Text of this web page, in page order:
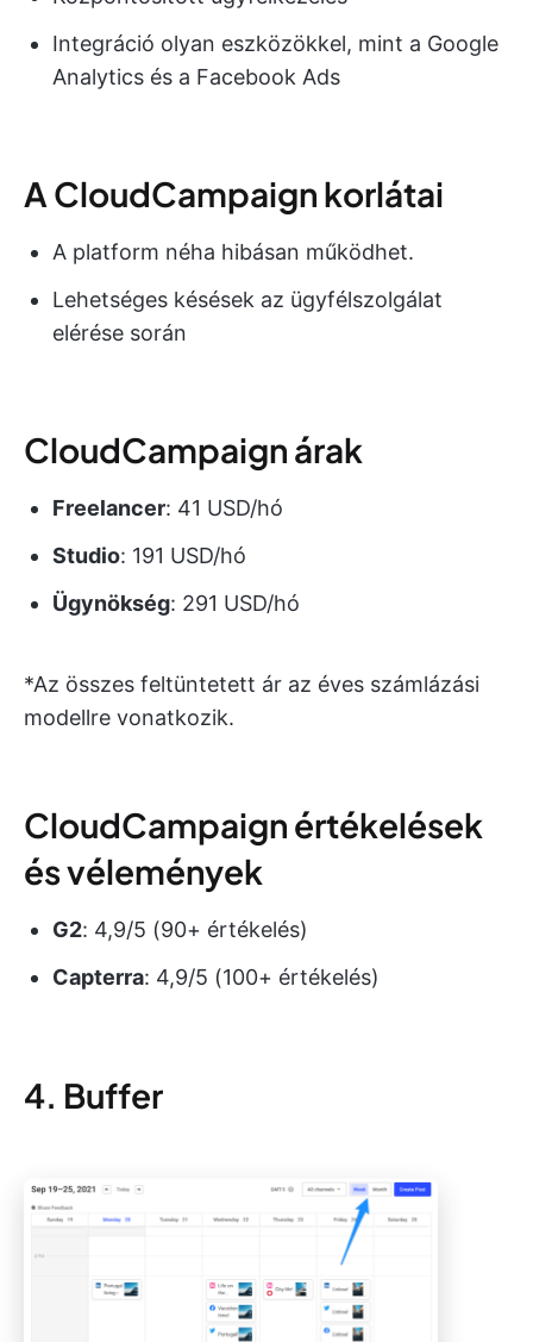
Integráció olyan eszközökkel, mint a Google
Analytics és a Facebook Ads
A CloudCampaign korlátai
A platform néha hibásan működhet.
Lehetséges késések az ügyfélszolgálat
elérése során
CloudCampaign árak
Freelancer: 41 USD/hó
Studio: 191 USD/hó
Ügynökség: 291 USD/hó
*Az összes feltüntetett ár az éves számlázási
modellre vonatkozik.
CloudCampaign értékelések
és vélemények
G2: 4,9/5 (90+ értékelés)
Capterra: 4,9/5 (100+ értékelés)
4. Buffer